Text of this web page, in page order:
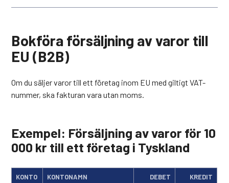
Bokföra försäljning av varor till
EU (B2B)
Om du säljer varor till ett företag inom EU med giltigt VAT-
nummer, ska fakturan vara utan moms.
Exempel: Försäljning av varor för 10
000 kr till ett företag i Tyskland
KONTO KONTONAMN DEBET KREDIT